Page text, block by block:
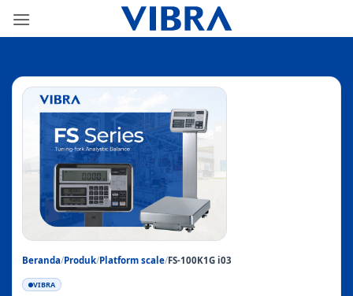
Beranda/Produk/Platform scale/FS-100K1G i03
VIBRA